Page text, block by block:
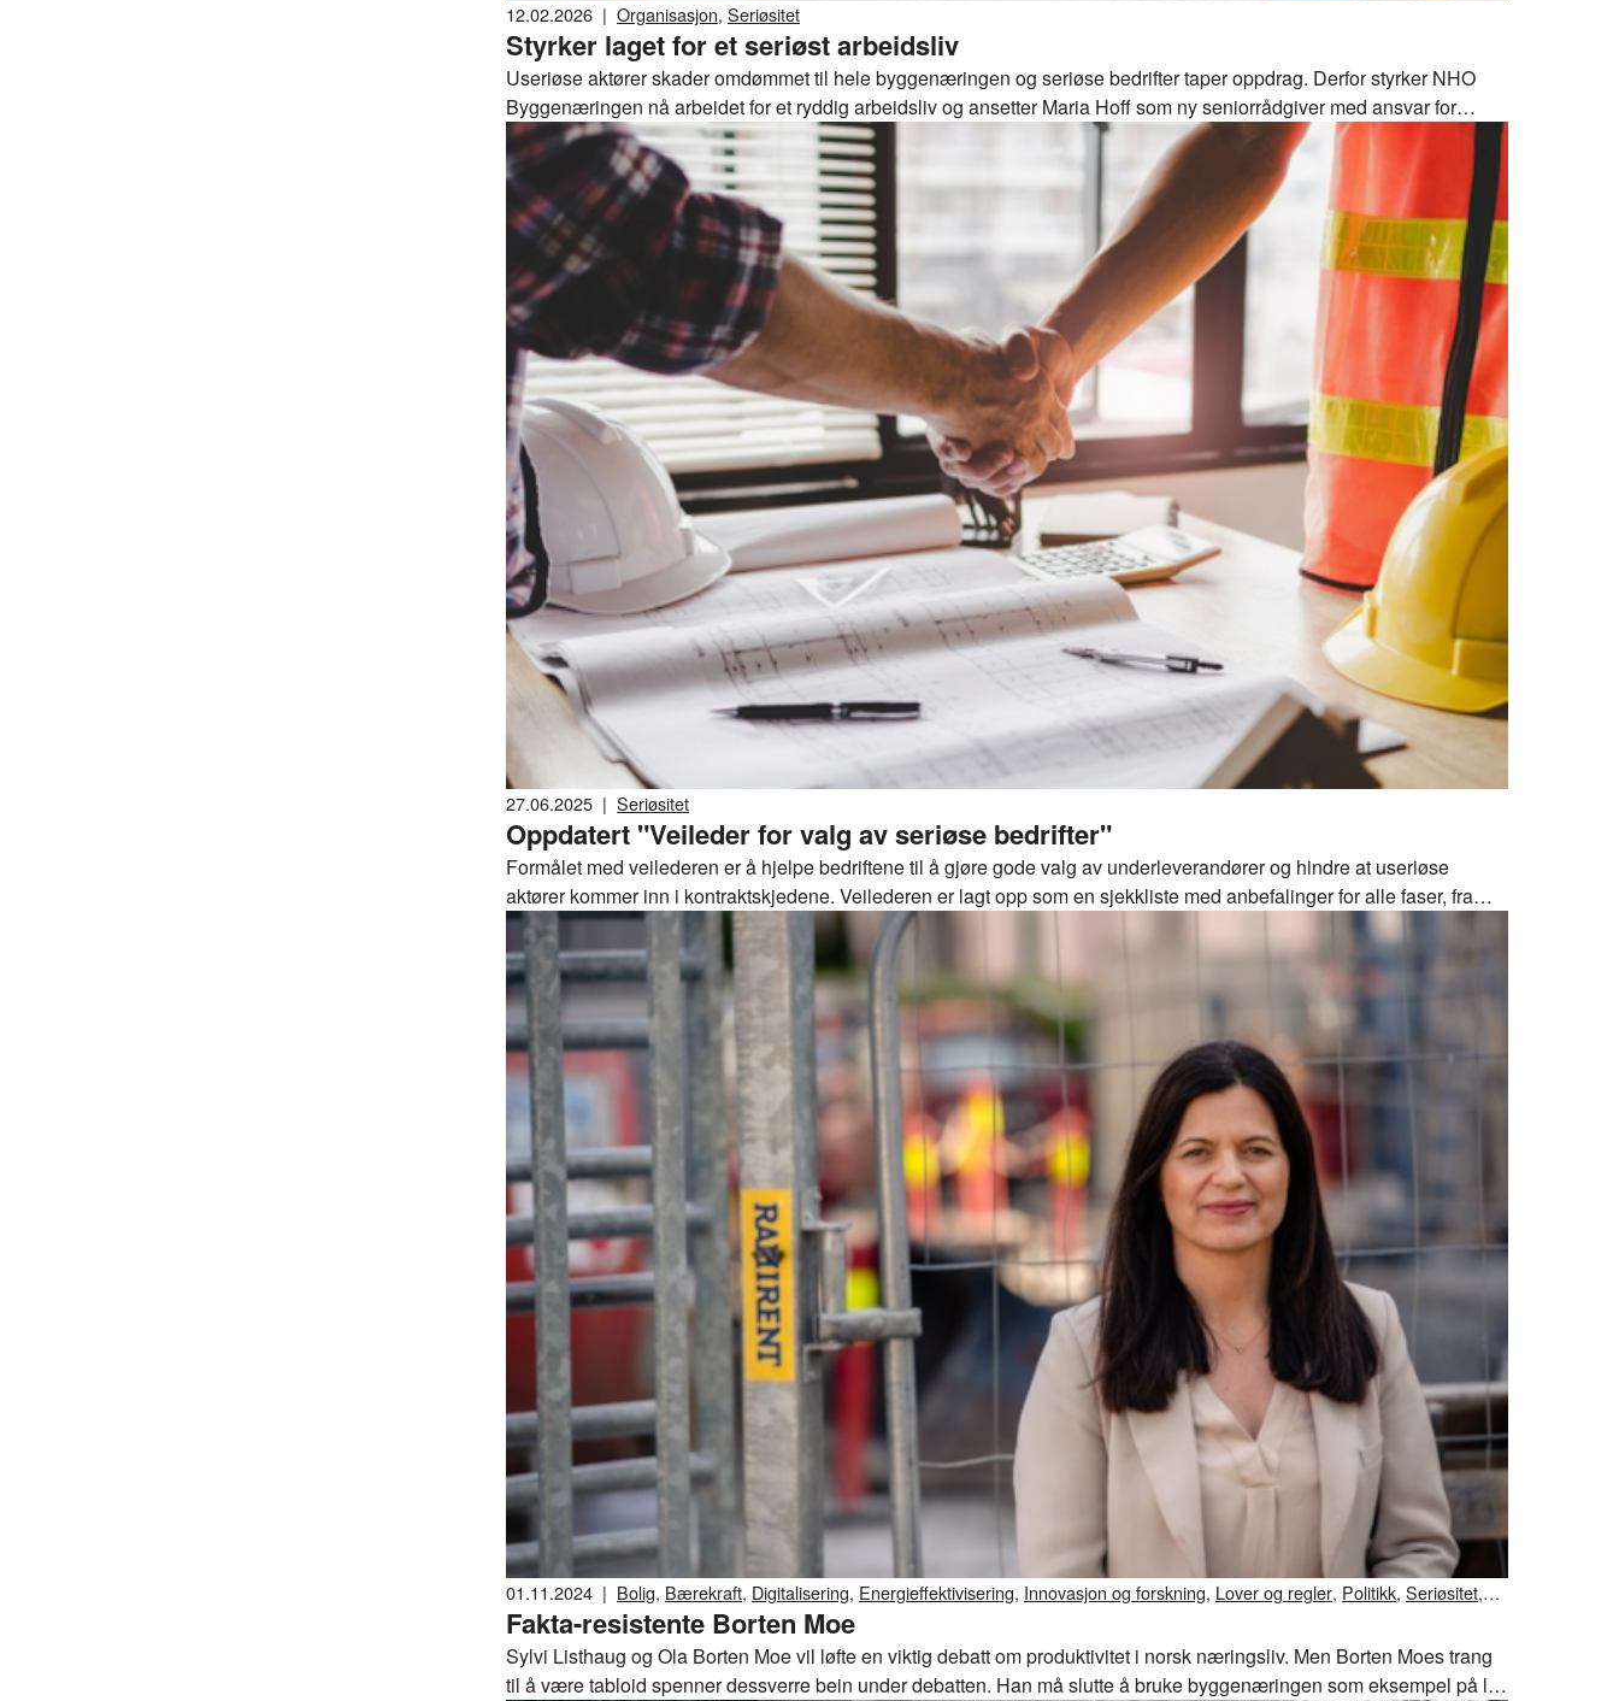
12.02.2026 | Organisasjon, Seriøsitet
Styrker laget for et seriøst arbeidsliv
Useriøse aktører skader omdømmet til hele byggenæringen og seriøse bedrifter taper oppdrag. Derfor styrker NHO
Byggenæringen nå arbeidet for et ryddig arbeidsliv og ansetter Maria Hoff som ny seniorrådgiver med ansvar for
seriøsitet.
27.06.2025 | Seriøsitet
Oppdatert "Veileder for valg av seriøse bedrifter"
Formålet med veilederen er å hjelpe bedriftene til å gjøre gode valg av underleverandører og hindre at useriøse
aktører kommer inn i kontraktskjedene. Veilederen er lagt opp som en sjekkliste med anbefalinger for alle faser, fra
innledende bedriftssjekk til avklaringsmøte, kontraktsinngåelse og gjennomføringsfasen.
01.11.2024 | Bolig, Bærekraft, Digitalisering, Energieffektivisering, Innovasjon og forskning, Lover og regler, Politikk, Seriøsitet,
Tall og fakta ,Arbeidsliv
Fakta-resistente Borten Moe
Sylvi Listhaug og Ola Borten Moe vil løfte en viktig debatt om produktivitet i norsk næringsliv. Men Borten Moes trang
til å være tabloid spenner dessverre bein under debatten. Han må slutte å bruke byggenæringen som eksempel på lav